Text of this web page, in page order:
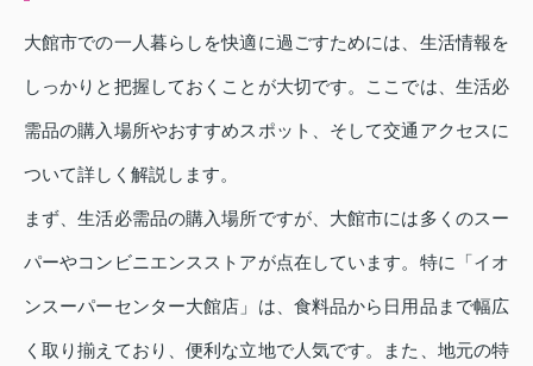
大館市での一人暮らしを快適に過ごすためには、生活情報を
しっかりと把握しておくことが大切です。ここでは、生活必
需品の購入場所やおすすめスポット、そして交通アクセスに
ついて詳しく解説します。
まず、生活必需品の購入場所ですが、大館市には多くのスー
パーやコンビニエンスストアが点在しています。特に「イオ
ンスーパーセンター大館店」は、食料品から日用品まで幅広
く取り揃えており、便利な立地で人気です。また、地元の特